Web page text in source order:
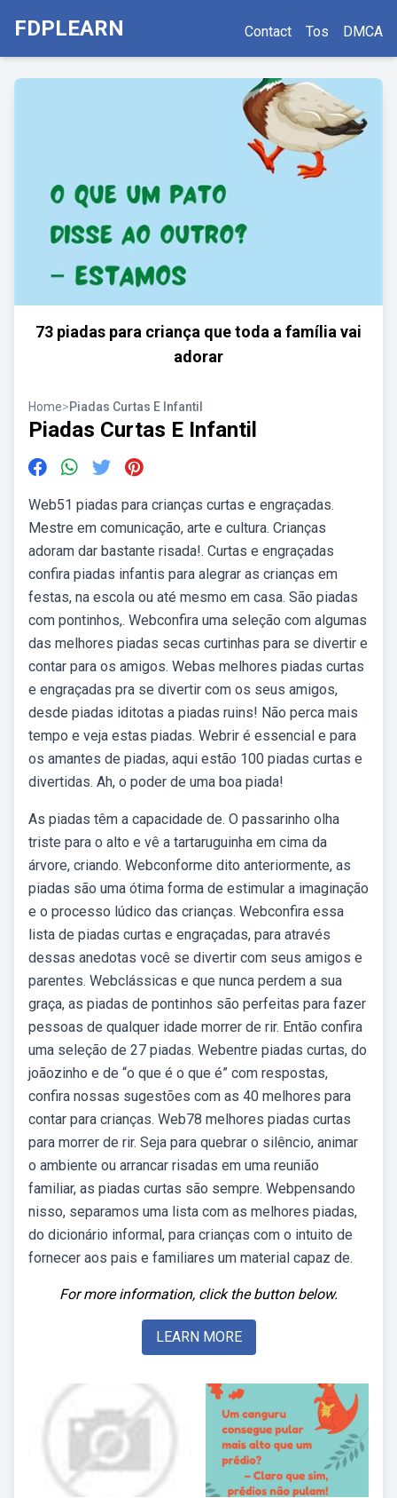
FDPLEARN Contact Tos DMCA
73 piadas para criança que toda a família vai
adorar
Home>Piadas Curtas E Infantil
Piadas Curtas E Infantil
Web51 piadas para crianças curtas e engraçadas.
Mestre em comunicação, arte e cultura. Crianças
adoram dar bastante risada!. Curtas e engraçadas
confira piadas infantis para alegrar as crianças em
festas, na escola ou até mesmo em casa. São piadas
com pontinhos,. Webconfira uma seleção com algumas
das melhores piadas secas curtinhas para se divertir e
contar para os amigos. Webas melhores piadas curtas
e engraçadas pra se divertir com os seus amigos,
desde piadas iditotas a piadas ruins! Não perca mais
tempo e veja estas piadas. Webrir é essencial e para
os amantes de piadas, aqui estão 100 piadas curtas e
divertidas. Ah, o poder de uma boa piada!
As piadas têm a capacidade de. O passarinho olha
triste para o alto e vê a tartaruguinha em cima da
árvore, criando. Webconforme dito anteriormente, as
piadas são uma ótima forma de estimular a imaginação
e o processo lúdico das crianças. Webconfira essa
lista de piadas curtas e engraçadas, para através
dessas anedotas você se divertir com seus amigos e
parentes. Webclássicas e que nunca perdem a sua
graça, as piadas de pontinhos são perfeitas para fazer
pessoas de qualquer idade morrer de rir. Então confira
uma seleção de 27 piadas. Webentre piadas curtas, do
joãozinho e de “o que é o que é” com respostas,
confira nossas sugestões com as 40 melhores para
contar para crianças. Web78 melhores piadas curtas
para morrer de rir. Seja para quebrar o silêncio, animar
o ambiente ou arrancar risadas em uma reunião
familiar, as piadas curtas são sempre. Webpensando
nisso, separamos uma lista com as melhores piadas,
do dicionário informal, para crianças com o intuito de
fornecer aos pais e familiares um material capaz de.
For more information, click the button below.
LEARN MORE